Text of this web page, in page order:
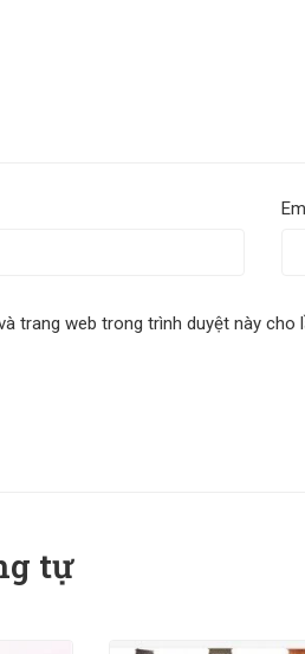
trang web trong trình duyệt này cho
tự